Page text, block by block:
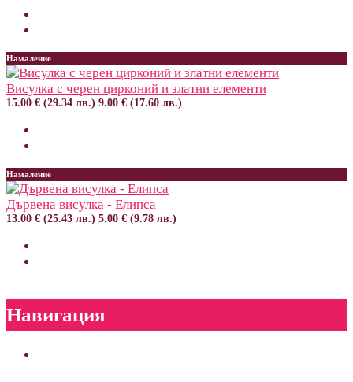
Намаление
Висулка с черен цирконий и златни елементи
15.00 € (29.34 лв.) 9.00 € (17.60 лв.)
Намаление
Дървена висулка - Елипса
13.00 € (25.43 лв.) 5.00 € (9.78 лв.)
Навигация